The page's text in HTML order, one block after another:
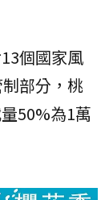
個國家風
部分，桃
50%為1萬